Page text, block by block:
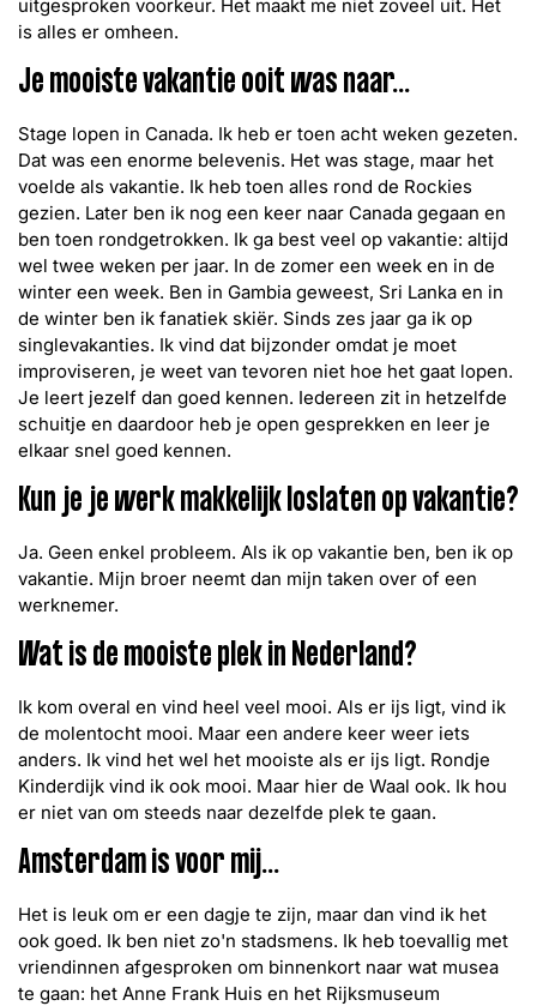
uitgesproken voorkeur. Het maakt me niet zoveel uit. Het
is alles er omheen.
Je mooiste vakantie ooit was naar...
Stage lopen in Canada. Ik heb er toen acht weken gezeten.
Dat was een enorme belevenis. Het was stage, maar het
voelde als vakantie. Ik heb toen alles rond de Rockies
gezien. Later ben ik nog een keer naar Canada gegaan en
ben toen rondgetrokken. Ik ga best veel op vakantie: altijd
wel twee weken per jaar. In de zomer een week en in de
winter een week. Ben in Gambia geweest, Sri Lanka en in
de winter ben ik fanatiek skiër. Sinds zes jaar ga ik op
singlevakanties. Ik vind dat bijzonder omdat je moet
improviseren, je weet van tevoren niet hoe het gaat lopen.
Je leert jezelf dan goed kennen. Iedereen zit in hetzelfde
schuitje en daardoor heb je open gesprekken en leer je
elkaar snel goed kennen.
Kun je je werk makkelijk loslaten op vakantie?
Ja. Geen enkel probleem. Als ik op vakantie ben, ben ik op
vakantie. Mijn broer neemt dan mijn taken over of een
werknemer.
Wat is de mooiste plek in Nederland?
Ik kom overal en vind heel veel mooi. Als er ijs ligt, vind ik
de molentocht mooi. Maar een andere keer weer iets
anders. Ik vind het wel het mooiste als er ijs ligt. Rondje
Kinderdijk vind ik ook mooi. Maar hier de Waal ook. Ik hou
er niet van om steeds naar dezelfde plek te gaan.
Amsterdam is voor mij...
Het is leuk om er een dagje te zijn, maar dan vind ik het
ook goed. Ik ben niet zo'n stadsmens. Ik heb toevallig met
vriendinnen afgesproken om binnenkort naar wat musea
te gaan: het Anne Frank Huis en het Rijksmuseum